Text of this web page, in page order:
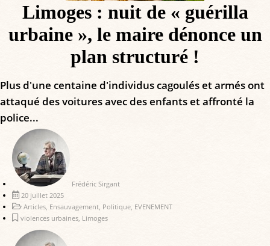
Limoges : nuit de « guérilla
urbaine », le maire dénonce un
plan structuré !
Plus d'une centaine d'individus cagoulés et armés ont
attaqué des voitures avec des enfants et affronté la
police...
Frédéric Sirgant
20 juillet 2025
Articles Ensauvagement Politique EVENEMENT
violences urbaines Limoges